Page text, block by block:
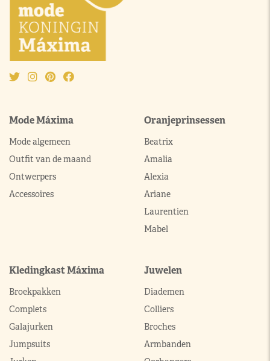
Mode Máxima
Mode algemeen
Outfit van de maand
Ontwerpers
Accessoires
Oranjeprinsessen
Beatrix
Amalia
Alexia
Ariane
Laurentien
Mabel
Kledingkast Máxima
Broekpakken
Complets
Galajurken
Jumpsuits
Juwelen
Diademen
Colliers
Broches
Armbanden